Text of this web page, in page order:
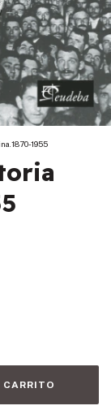
1955